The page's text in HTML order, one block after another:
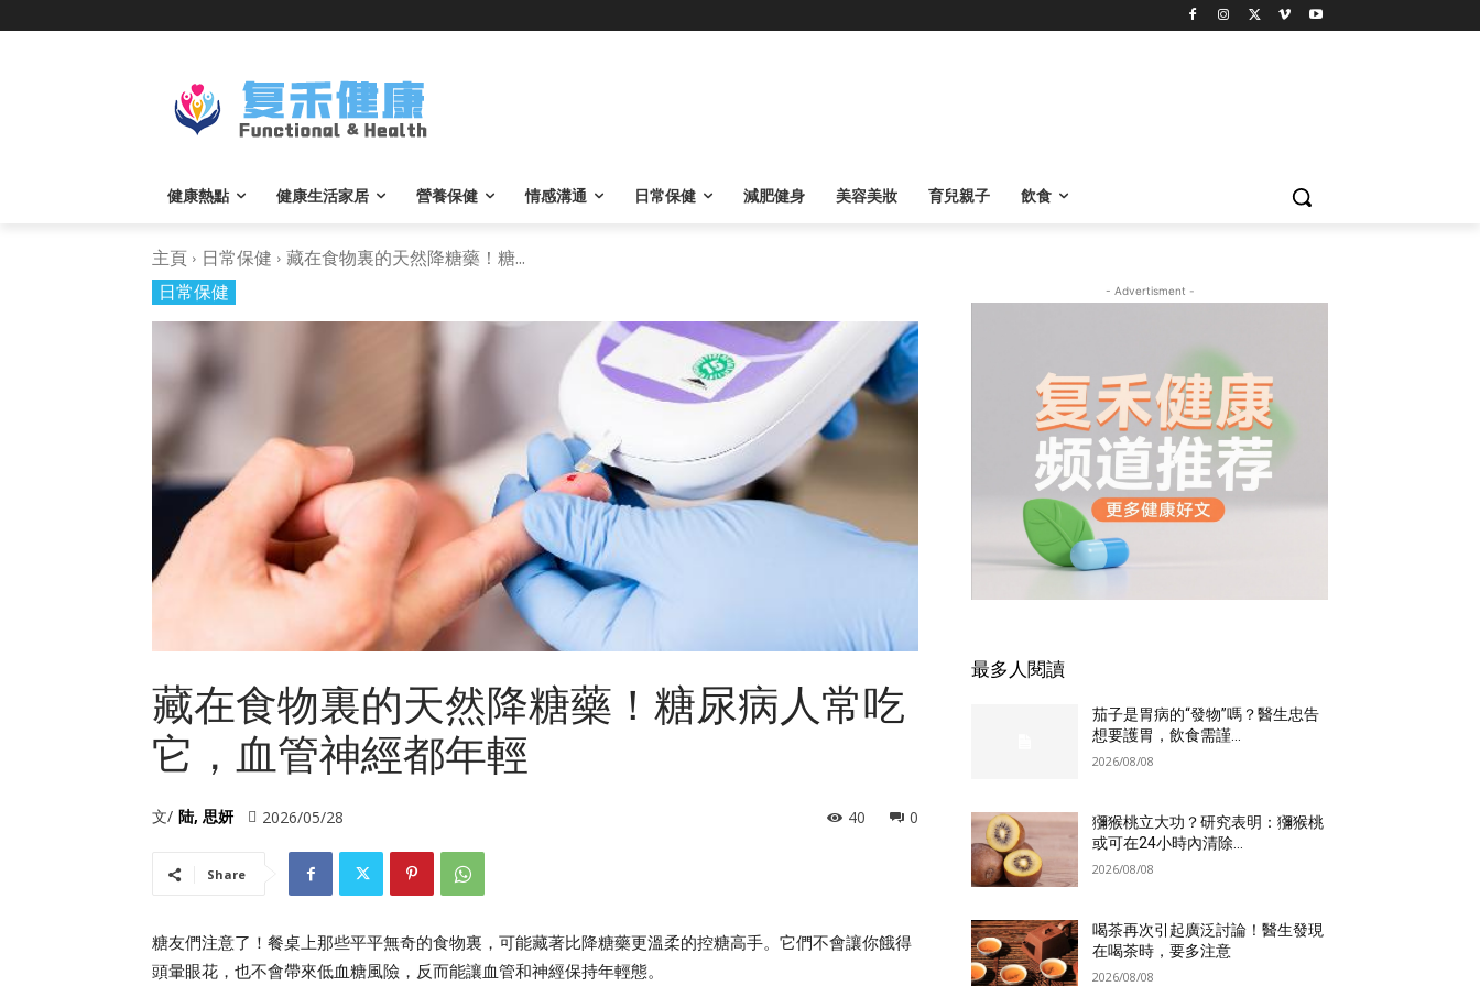
健康熱點 健康生活家居 營養保健 情感溝通 日常保健 減肥健身 美容美妝 育兒親子 飲食
主頁 日常保健
藏在食物裏的天然降糖藥！糖...
日常保健
藏在食物裏的天然降糖藥！糖尿病人常吃
它，血管神經都年輕
文/ 陆, 思妍 2026/05/28 0
40
Share
糖友們注意了！餐桌上那些平平無奇的食物裏，可能藏著比降糖藥更溫柔的控糖高手。它們不會讓你餓得
頭暈眼花，也不會帶來低血糖風險，反而能讓血管和神經保持年輕態。
- Advertisment -
最多人閱讀
茄子是胃病的“發物”嗎？醫生忠告
想要護胃，飲食需謹...
2026/08/08
獼猴桃立大功？研究表明：獼猴桃
或可在24小時內清除...
2026/08/08
喝茶再次引起廣泛討論！醫生發現
在喝茶時，要多注意
2026/08/08